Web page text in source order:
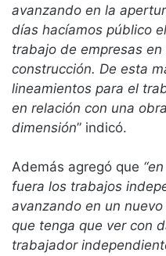
avanzando en la
días hacíamos público
trabajo de empresas
construcción. De esta
lineamientos para el
en relación con una
dimensión” indicó.
Además agregó que
fuera los trabajos
avanzando en un
que tenga que ver con
trabajador